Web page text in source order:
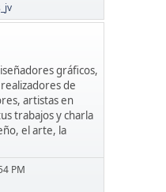
gráficos,
de
artistas en
trabajos y charla
el arte, la
PM